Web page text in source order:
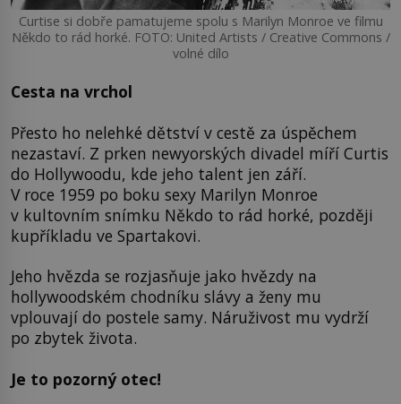
Curtise si dobře pamatujeme spolu s Marilyn Monroe ve filmu
Někdo to rád horké. FOTO: United Artists / Creative Commons /
volné dílo
Cesta na vrchol
Přesto ho nelehké dětství v cestě za úspěchem
nezastaví. Z prken newyorských divadel míří Curtis
do Hollywoodu, kde jeho talent jen září.
V roce 1959 po boku sexy Marilyn Monroe
v kultovním snímku Někdo to rád horké, později
kupříkladu ve Spartakovi.
Jeho hvězda se rozjasňuje jako hvězdy na
hollywoodském chodníku slávy a ženy mu
vplouvají do postele samy. Náruživost mu vydrží
po zbytek života.
Je to pozorný otec!